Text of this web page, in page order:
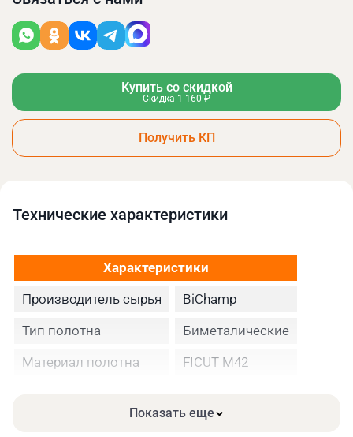
Купить со скидкой
Скидка 1 160 ₽
Получить КП
Технические xарактеристики
Характеристики
Производитель сырья
BiChamp
Тип полотна
Биметалические
Материал полотна
FICUT М42
Показать еще